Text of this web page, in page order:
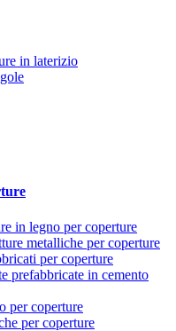
in laterizio
in legno per coperture
metalliche per coperture
per coperture
prefabbricate in cemento
per coperture
per coperture